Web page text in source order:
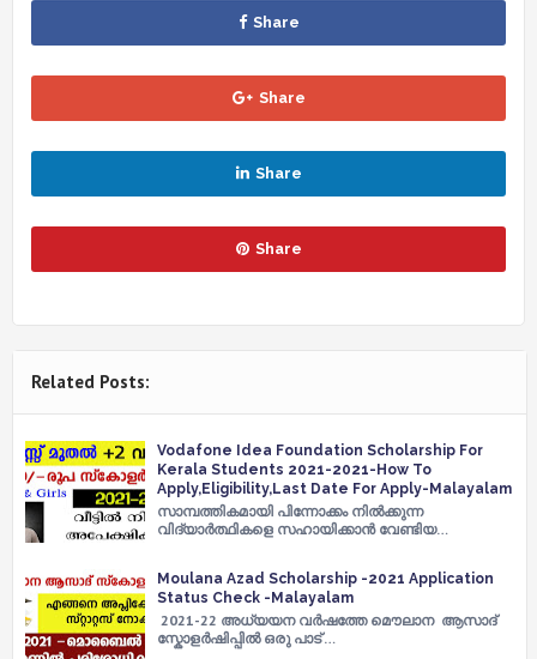
Share
Share
Share
Share
Related Posts:
Vodafone Idea Foundation Scholarship For
Kerala Students 2021-2021-How To
Apply,Eligibility,Last Date For Apply-Malayalam
സാമ്പത്തികമായി പിന്നോക്കം നിൽക്കുന്ന
വിദ്യാർത്ഥികളെ സഹായിക്കാൻ വേണ്ടിയ…
Moulana Azad Scholarship -2021 Application
Status Check -Malayalam
2021-22 അധ്യയന വർഷത്തേ മൌലാന ആസാദ്
സ്കോളർഷിപ്പിൽ ഒരു പാട് …